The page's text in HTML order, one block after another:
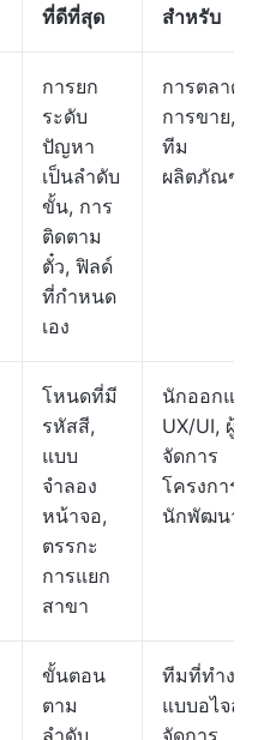
ที่ดีที่สุด
สำหรับ
การยก
ระดับ
ปัญหา
เป็นลำดับ
ขั้น, การ
ติดตาม
ตั๋ว, ฟิลด์
ที่กำหนด
เอง
การตลาด,
การขาย,
ทีม
ผลิตภัณฑ์
โหนดที่มี
รหัสสี,
แบบ
จำลอง
หน้าจอ,
ตรรกะ
การแยก
สาขา
นักออกแบบ
UX/UI, ผู้
จัดการ
โครงการ,
นักพัฒนา
ขั้นตอน
ตาม
ลำดับ,
ทีมที่ทำงาน
แบบอไจล์,
จัดการ